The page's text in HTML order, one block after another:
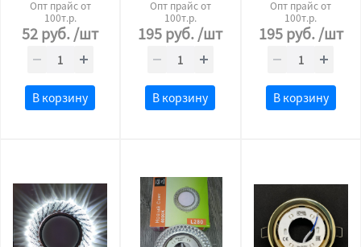
Опт прайс от
100т.р.
52руб./шт
В корзину
Опт прайс от
100т.р.
195руб./шт
В корзину
Опт прайс от
100т.р.
195руб./шт
В корзину